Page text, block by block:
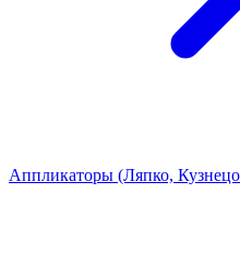
Аппликаторы (Ляпко,